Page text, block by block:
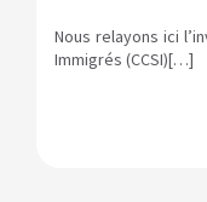
Nous relayons ici
Immigrés (CCSI)[…]